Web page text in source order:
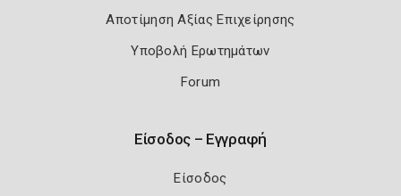
Αποτίμηση Αξίας Επιχείρησης
Υποβολή Ερωτημάτων
Forum
Είσοδος – Εγγραφή
Είσοδος